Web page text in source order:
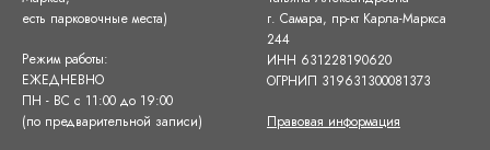
есть парковочные места)
Режим работы:
ЕЖЕДНЕВНО
ПН - ВС с 11:00 до 19:00
(по предварительной записи)
г. Самара, пр-кт Карла-Маркса
244
ИНН 631228190620
ОГРНИП 319631300081373
Правовая информация